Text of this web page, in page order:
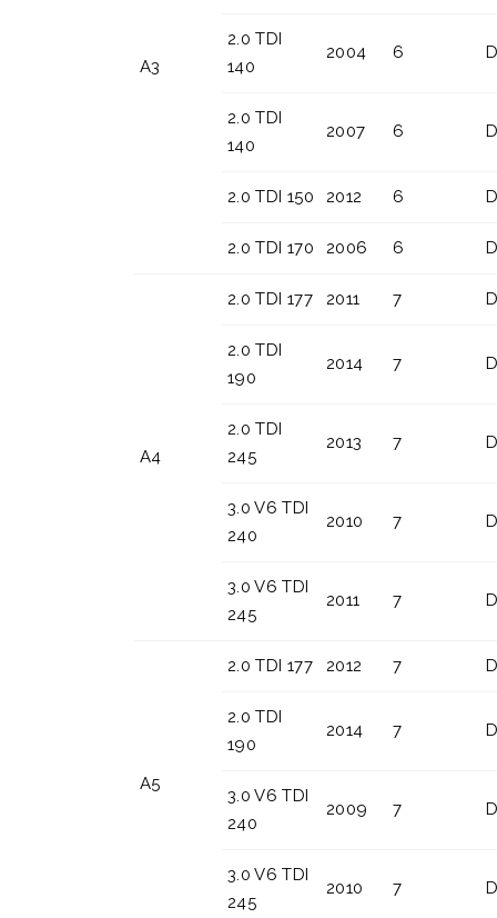
A3
2.0 TDI
140
2004 6
2.0 TDI
140
2007 6
2.0 TDI 150 2012 6
2.0 TDI 170 2006 6
A4
2.0 TDI 177 2011 7
2.0 TDI
190
2014 7
2.0 TDI
245
2013 7
3.0 V6 TDI
240
2010 7
3.0 V6 TDI
245
2011 7
A5
2.0 TDI 177 2012 7
2.0 TDI
190
2014 7
3.0 V6 TDI
240
2009 7
3.0 V6 TDI
245
2010 7